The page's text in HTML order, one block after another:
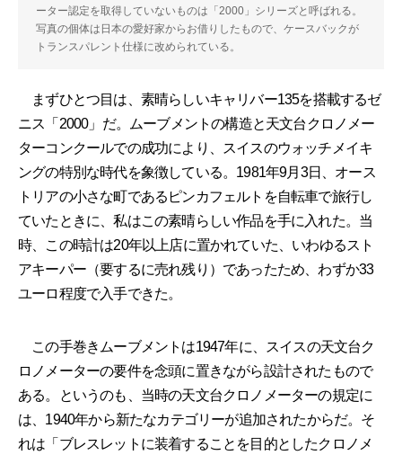
ーター認定を取得していないものは「2000」シリーズと呼ばれる。
写真の個体は日本の愛好家からお借りしたもので、ケースバックが
トランスパレント仕様に改められている。
まずひとつ目は、素晴らしいキャリバー135を搭載するゼ
ニス「2000」だ。ムーブメントの構造と天文台クロノメー
ターコンクールでの成功により、スイスのウォッチメイキ
ングの特別な時代を象徴している。1981年9月3日、オース
トリアの小さな町であるピンカフェルトを自転車で旅行し
ていたときに、私はこの素晴らしい作品を手に入れた。当
時、この時計は20年以上店に置かれていた、いわゆるスト
アキーパー（要するに売れ残り）であったため、わずか33
ユーロ程度で入手できた。
この手巻きムーブメントは1947年に、スイスの天文台ク
ロノメーターの要件を念頭に置きながら設計されたもので
ある。というのも、当時の天文台クロノメーターの規定に
は、1940年から新たなカテゴリーが追加されたからだ。そ
れは「ブレスレットに装着することを目的としたクロノメ